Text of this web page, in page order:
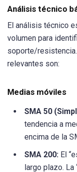
Análisis técnico
El análisis técnico
volumen para
soporte/
relevantes son:
Medias móviles
SMA 50
tendencia a
encima de la
SMA 200: El
largo plazo. La